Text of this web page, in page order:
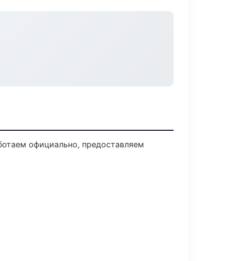
официально, предоставляем